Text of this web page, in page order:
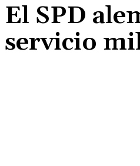
El SPD
servicio